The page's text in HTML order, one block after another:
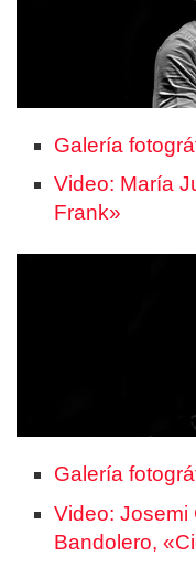
Galería
Video: María
Frank»
Galería
Video: Josemi
Bandolero,